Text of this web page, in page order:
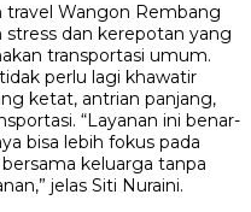
travel Wangon Rembang
dan kerepotan yang
transportasi umum.
perlu lagi khawatir
ketat, antrian panjang,
“Layanan ini benar-
bisa lebih fokus pada
keluarga tanpa
jelas Siti Nuraini.